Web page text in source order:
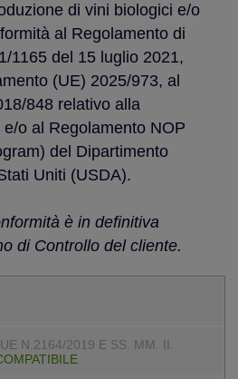
di vini biologici e/o
al Regolamento di
1165 del 15 luglio 2021,
(UE) 2025/973, al
848 relativo alla
o al Regolamento NOP
del Dipartimento
Uniti (USDA).
è in definitiva
di Controllo del cliente.